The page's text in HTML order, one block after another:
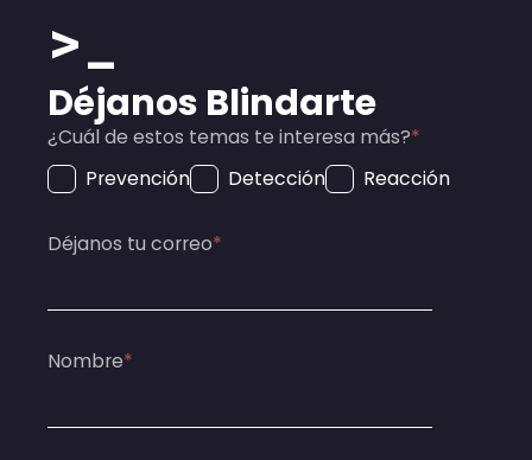
>_
Déjanos Blindarte
¿Cuál de estos temas te interesa más?*
Prevención
Detección Reacción
Déjanos tu correo*
Nombre*